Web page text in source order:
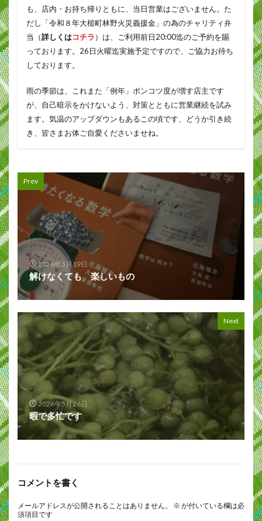
も、店内・お持ち帰りともに、当日営業はございません。た
だし「令和８年大槌町林野火災義援金」の為のチャリティ弁
当（詳しくはコチラ）は、ご利用前日20:00迄のご予約を賜
っております。26日火曜迄実施予定ですので、ご協力お待ち
しております。
雨の季節は、これまた「例年」ポンコツ度が増す店主です
が、自己暗示をかけないよう、対策とともに営業継続を試み
ます。気温のアップダウンもあるこの頃です、どうか引き続
き、皆さまお体ご自愛くださいませね。
Prev
2026年5月19日
解けなくても 楽しいもの
Next
2026年5月26日
暇で多忙です
コメントを書く
メールアドレスが公開されることはありません。 ※ が付いている欄は必
須項目です